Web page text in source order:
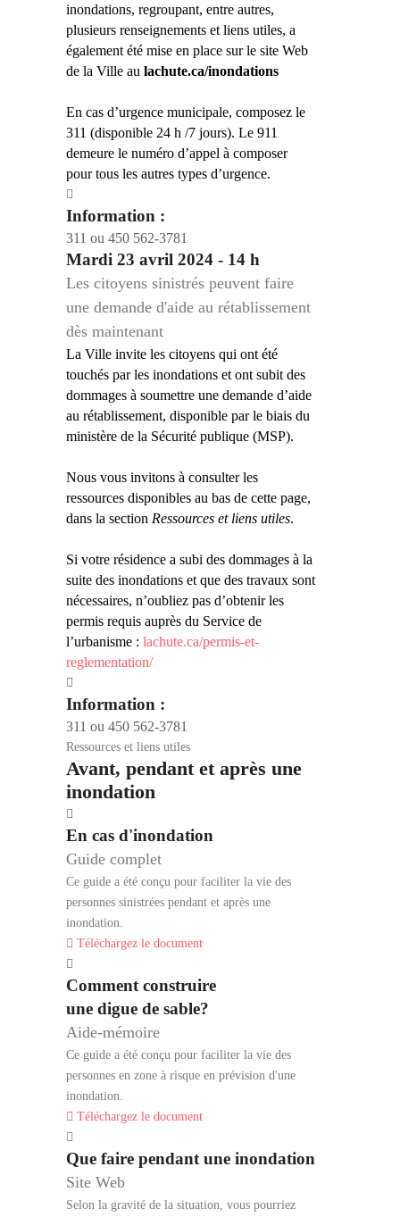
inondations, regroupant, entre autres,
plusieurs renseignements et liens utiles, a
également été mise en place sur le site Web
de la Ville au lachute.ca/inondations
En cas d’urgence municipale, composez le
311 (disponible 24 h /7 jours). Le 911
demeure le numéro d’appel à composer
pour tous les autres types d’urgence.
Information :
311 ou 450 562-3781
Mardi 23 avril 2024 - 14 h
Les citoyens sinistrés peuvent faire
une demande d'aide au rétablissement
dès maintenant
La Ville invite les citoyens qui ont été
touchés par les inondations et ont subit des
dommages à soumettre une demande d’aide
au rétablissement, disponible par le biais du
ministère de la Sécurité publique (MSP).
Nous vous invitons à consulter les
ressources disponibles au bas de cette page,
dans la section Ressources et liens utiles.
Si votre résidence a subi des dommages à la
suite des inondations et que des travaux sont
nécessaires, n’oubliez pas d’obtenir les
permis requis auprès du Service de
l’urbanisme : lachute.ca/permis-et-
reglementation/
Information :
311 ou 450 562-3781
Ressources et liens utiles
Avant, pendant et après une
inondation
En cas d'inondation
Guide complet
Ce guide a été conçu pour faciliter la vie des
personnes sinistrées pendant et après une
inondation.
Téléchargez le document
Comment construire
une digue de sable?
Aide-mémoire
Ce guide a été conçu pour faciliter la vie des
personnes en zone à risque en prévision d'une
inondation.
Téléchargez le document
Que faire pendant une inondation
Site Web
Selon la gravité de la situation, vous pourriez